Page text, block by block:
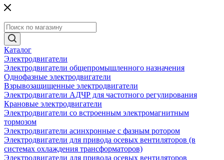
Каталог
Электродвигатели
Электродвигатели общепромышленного назначения
Однофазные электродвигатели
Взрывозащищенные электродвигатели
Электродвигатели АДЧР для частотного регулирования
Крановые электродвигатели
Электродвигатели со встроенным электромагнитным
тормозом
Электродвигатели асинхронные с фазным ротором
Электродвигатели для привода осевых вентиляторов (в
системах охлаждения трансформаторов)
Электродвигатели для привода осевых вентиляторов